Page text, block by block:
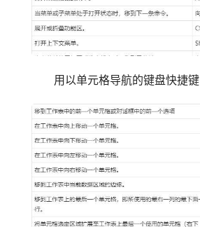
用以单元格导航的键盘快捷键